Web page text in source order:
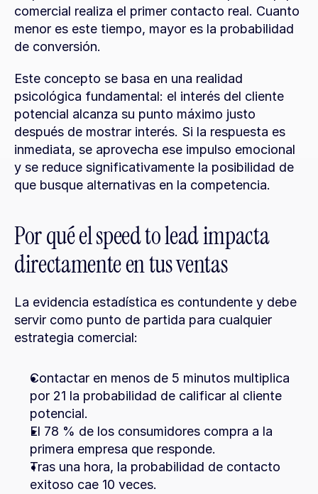
comercial realiza el primer contacto real. Cuanto
menor es este tiempo, mayor es la probabilidad
de conversión.
Este concepto se basa en una realidad
psicológica fundamental: el interés del cliente
potencial alcanza su punto máximo justo
después de mostrar interés. Si la respuesta es
inmediata, se aprovecha ese impulso emocional
y se reduce significativamente la posibilidad de
que busque alternativas en la competencia.
Por qué el speed to lead impacta
directamente en tus ventas
La evidencia estadística es contundente y debe
servir como punto de partida para cualquier
estrategia comercial:
Contactar en menos de 5 minutos multiplica
por 21 la probabilidad de calificar al cliente
potencial.
El 78 % de los consumidores compra a la
primera empresa que responde.
Tras una hora, la probabilidad de contacto
exitoso cae 10 veces.